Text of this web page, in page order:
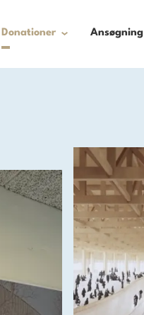
Donationer Ansøgning